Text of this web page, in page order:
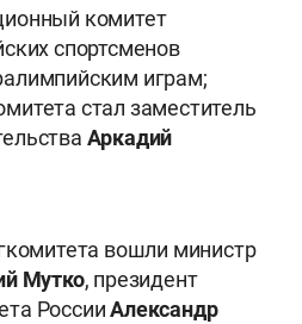
комитет
спортсменов
играм;
стал заместитель
Аркадий
вошли министр
Мутко, президент
РоссииАлександр